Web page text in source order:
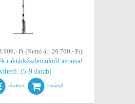
Ft (Nettó ár: 26.700,- Ft)
raktárkészletünkről azonnal
vihető. (5-9 darab)
részletek kosárba!